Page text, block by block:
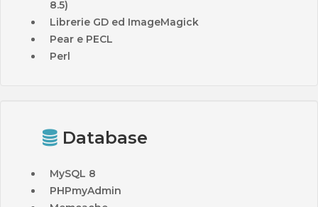
8.5)
Librerie GD ed ImageMagick
Pear e PECL
Perl
Database
MySQL 8
PHPmyAdmin